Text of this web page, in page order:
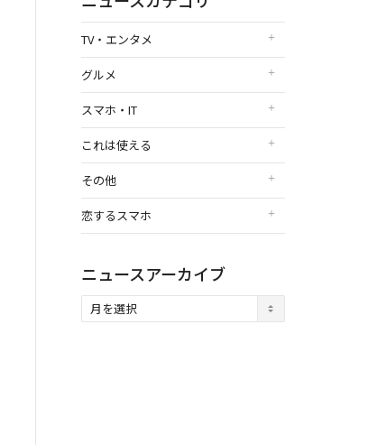
TV・エンタメ
グルメ
スマホ・IT
これは使える
その他
恋するスマホ
ニュースアーカイブ
ュ